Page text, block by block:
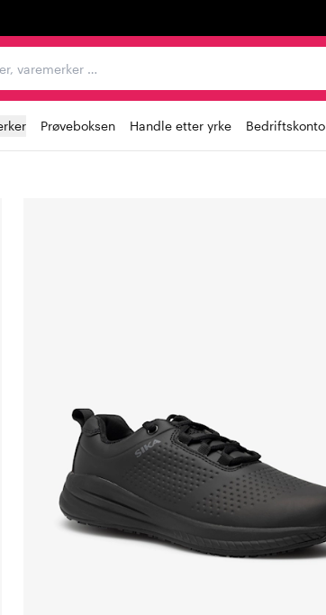
varemerker …
Prøveboksen Handle etter yrke Bedriftskonto